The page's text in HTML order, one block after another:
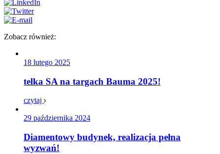
Zobacz również:
18 lutego 2025
telka SA na targach Bauma 2025!
czytaj
29 października 2024
Diamentowy budynek, realizacja pełna
wyzwań!